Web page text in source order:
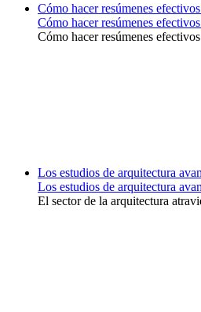
Cómo hacer resúmenes
Cómo hacer resúmenes
Cómo hacer resúmenes
Los estudios de arquitectura
Los estudios de arquitectura
El sector de la arquitectura